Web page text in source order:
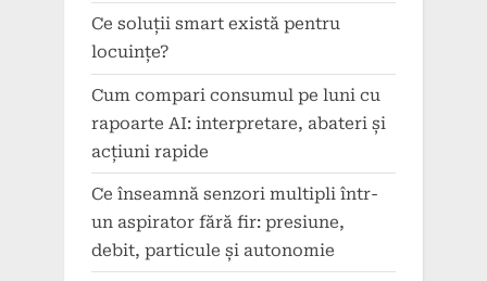
Ce soluții smart există pentru
locuințe?
Cum compari consumul pe luni cu
rapoarte AI: interpretare, abateri și
acțiuni rapide
Ce înseamnă senzori multipli într-
un aspirator fără fir: presiune,
debit, particule și autonomie